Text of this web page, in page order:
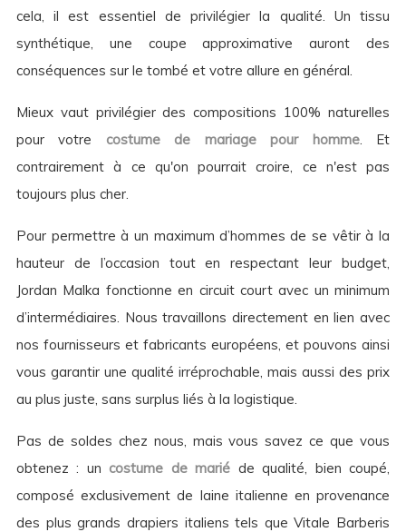
cela, il est essentiel de privilégier la qualité. Un tissu
synthétique, une coupe approximative auront des
conséquences sur le tombé et votre allure en général.
Mieux vaut privilégier des compositions 100% naturelles
pour votre costume de mariage pour homme. Et
contrairement à ce qu'on pourrait croire, ce n'est pas
toujours plus cher.
Pour permettre à un maximum d’hommes de se vêtir à la
hauteur de l’occasion tout en respectant leur budget,
Jordan Malka fonctionne en circuit court avec un minimum
d’intermédiaires. Nous travaillons directement en lien avec
nos fournisseurs et fabricants européens, et pouvons ainsi
vous garantir une qualité irréprochable, mais aussi des prix
au plus juste, sans surplus liés à la logistique.
Pas de soldes chez nous, mais vous savez ce que vous
obtenez : un costume de marié de qualité, bien coupé,
composé exclusivement de laine italienne en provenance
des plus grands drapiers italiens tels que Vitale Barberis